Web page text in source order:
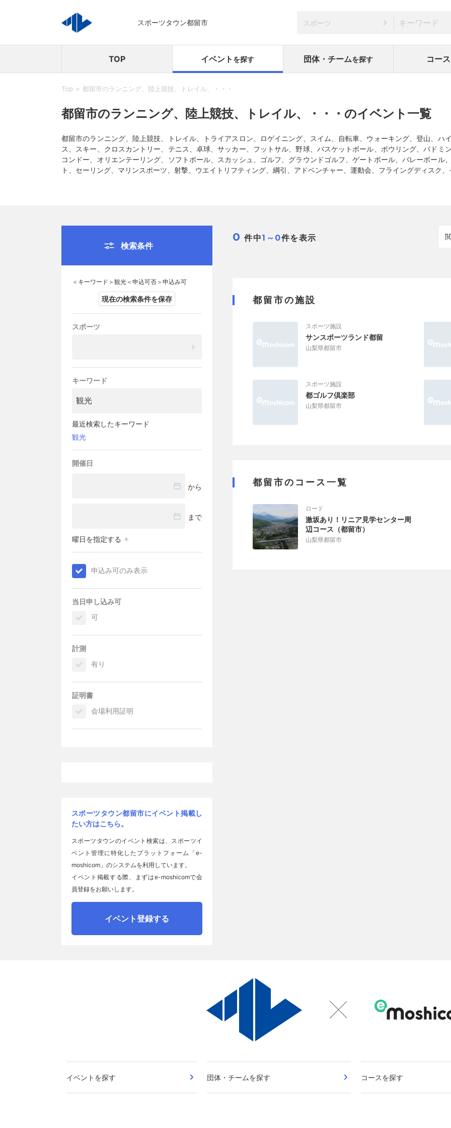
スポーツタウン都留市 スポーツ
TOP イベント を探す 団体・チームを探す コース
Top 都留市のランニング、陸上競技、トレイル、・・・
都留市のランニング、陸上競技、トレイル、・・・のイベント一覧
都留市のランニング、陸上競技、トレイル、トライアスロン、ロゲイニング、スイム、自転車、ウォーキング、登山、ハ
ス、スキー、クロスカントリー、テニス、卓球、サッカー、フットサル、野球、バスケットボール、ボウリング、バドミ
コンドー、オリエンテーリング、ソフトボール、スカッシュ、ゴルフ、グラウンドゴルフ、ゲートボール、バレーボール
ト、セーリング、マリンスポーツ、射撃、ウエイトリフティング、綱引、アドベンチャー、運動会、フライングディスク、
0 件中1～0件を表示
都留市の施設
スポーツ施設
サンスポーツランド都留
山梨県都留市
スポーツ施設
都ゴルフ倶楽部
山梨県都留市
都留市のコース一覧
ロード
激坂あり！リニア見学センター周
辺コース（都留市）
山梨県都留市
検索条件
＜キーワード＞観光＜申込可否＞申込み可
現在の検索条件を保存
スポーツ
キーワード
最近検索したキーワード
観光
開催日
から
まで
曜日を指定する
申込み可のみ表示
当日申し込み可
可
計測
有り
証明書
会場利用証明
スポーツタウン都留市にイベント掲載し
たい方はこちら。
スポーツタウンのイベント検索は、スポーツイ
ベント管理に特化したプラットフォーム「e-
moshicom」のシステムを利用しています。
イベント掲載する際、まずはe-moshicomで会
員登録をお願いします。
イベント登録する
イベントを探す 団体・チームを探す コースを探す